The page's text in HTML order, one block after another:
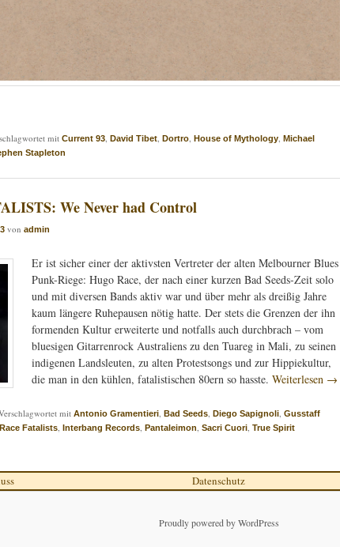
mit Current 93, David Tibet, Dortro, House of Mythology, Michael
Stapleton
We Never had Control
von admin
Er ist sicher einer der aktivsten Vertreter der alten Melbourner Blues
Punk-Riege: Hugo Race, der nach einer kurzen Bad Seeds-Zeit solo
und mit diversen Bands aktiv war und über mehr als dreißig Jahre
kaum längere Ruhepausen nötig hatte. Der stets die Grenzen der ihn
formenden Kultur erweiterte und notfalls auch durchbrach – vom
bluesigen Gitarrenrock Australiens zu den Tuareg in Mali, zu seinen
indigenen Landsleuten, zu alten Protestsongs und zur Hippiekultur,
die man in den kühlen, fatalistischen 80ern so hasste. Weiterlesen →
mit Antonio Gramentieri, Bad Seeds, Diego Sapignoli, Gusstaff
Fatalists, Interbang Records, Pantaleimon, Sacri Cuori, True Spirit
Datenschutz
Proudly powered by WordPress